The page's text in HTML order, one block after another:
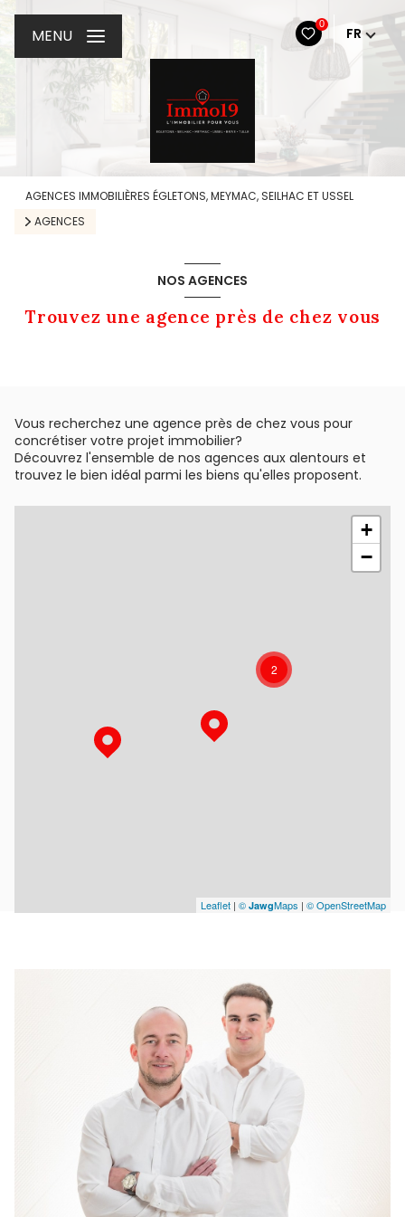
0
FR
MENU
AGENCES IMMOBILIÈRES ÉGLETONS, MEYMAC, SEILHAC ET USSEL
AGENCES
NOS AGENCES
Trouvez une agence près de chez vous
Vous recherchez une agence près de chez vous pour
concrétiser votre projet immobilier?
Découvrez l'ensemble de nos agences aux alentours et
trouvez le bien idéal parmi les biens qu'elles proposent.
2
+
−
Leaflet | © JawgMaps | © OpenStreetMap